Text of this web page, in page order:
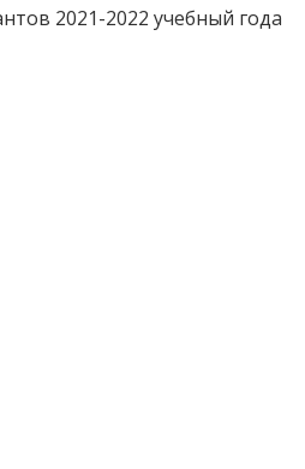
2021-2022 учебный года